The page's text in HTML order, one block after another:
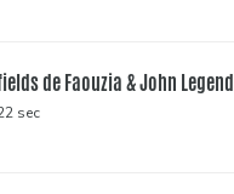
de Faouzia & John Legend
sec